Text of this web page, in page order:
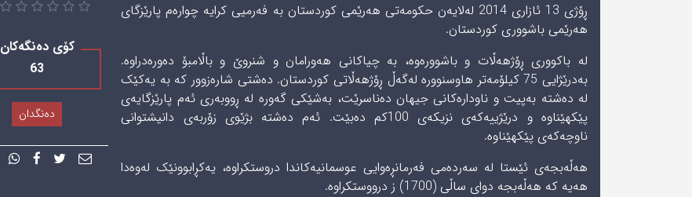
کۆی دەنگەکان
63
دەنگدان
ڕۆژی 13 ئازاری 2014 لەلایەن ‌‌‌حکومەتی هەرێمی کوردستان بە فەرمیی کرایە چوارەم پارێزگای
هەرێمی باشوورى کوردستان.
لە باکووری ڕۆژھەڵات و باشوورەوە، بە چیاکانی ھەورامان و شنروێ و باڵامبۆ دەورەدراوە.
بەدرێژایی 75 کیلۆمەتر ھاوسنوورە لەگەڵ ڕۆژھەڵاتى كوردستان. دەشتی شارەزوور کە بە یەکێک
لە دەشتە بەپیت و ناودارەکانی جیھان دەناسرێت، بەشێکی گەورە لە ڕووبەری ئەم پارێزگایەی
پێکھێناوە و درێژییەکەی نزیکەی 100کم دەبێت. ئەم دەشتە بژێوی زۆربەی دانیشتوانی
ناوچەکەی پێکھێناوە.
ھەڵەبجەی ئێستا لە سەردەمی فەرمانڕەوایی عوسمانیەکاندا دروستکراوە، یەکڕابوونێک لەوەدا
ھەیە کە ھەڵەبجە دوای ساڵی (1700) ز درووستکراوە.